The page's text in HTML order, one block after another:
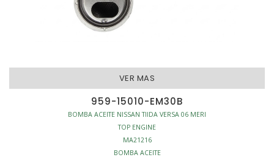
VER MAS
959-15010-EM30B
BOMBA ACEITE NISSAN TIIDA VERSA 06 MERI
TOP ENGINE
MA21216
BOMBA ACEITE